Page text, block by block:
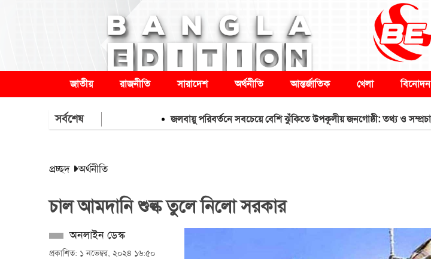
জাতীয় রাজনীতি সারাদেশ অর্থনীতি আন্তর্জাতিক খেলা বিনোদন
সর্বশেষ জলবায়ু পরিবর্তনে সবচেয়ে বেশি ঝুঁকিতে উপকূলীয় জনগোষ্ঠী: তথ্য ও সম্প্রচারমন্ত্রী
প্রচ্ছদ অর্থনীতি
চাল আমদানি শুল্ক তুলে নিলো সরকার
অনলাইন ডেস্ক
প্রকাশিত: ১ নভেম্বর, ২০২৪ ১৬:৫০